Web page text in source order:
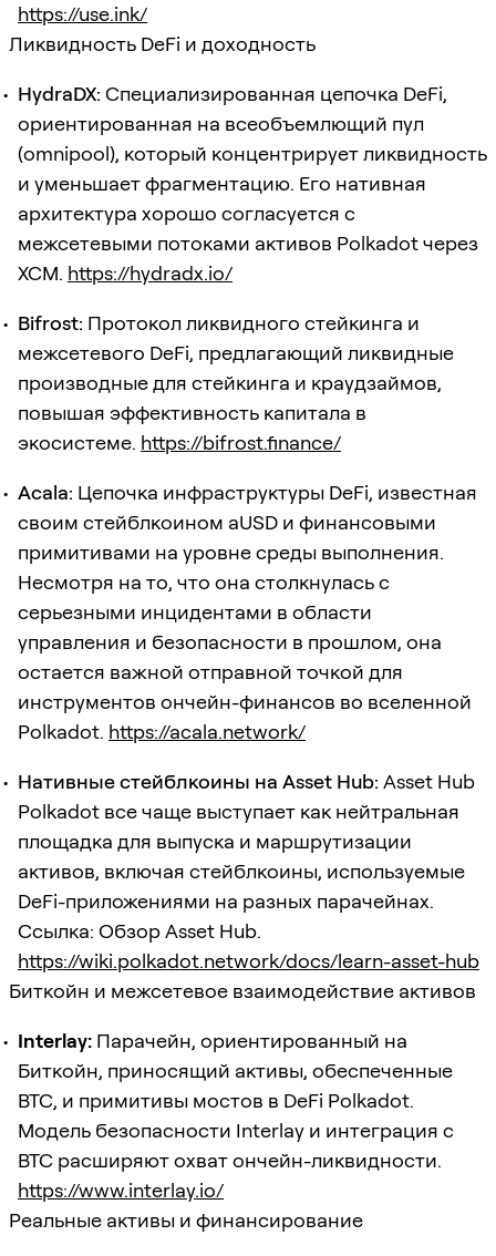
https://use.ink/
Ликвидность DeFi и доходность
HydraDX: Специализированная цепочка DeFi,
ориентированная на всеобъемлющий пул
(omnipool), который концентрирует ликвидность
и уменьшает фрагментацию. Его нативная
архитектура хорошо согласуется с
межсетевыми потоками активов Polkadot через
XCM. https://hydradx.io/
Bifrost: Протокол ликвидного стейкинга и
межсетевого DeFi, предлагающий ликвидные
производные для стейкинга и краудзаймов,
повышая эффективность капитала в
экосистеме. https://bifrost.finance/
Acala: Цепочка инфраструктуры DeFi, известная
своим стейблкоином aUSD и финансовыми
примитивами на уровне среды выполнения.
Несмотря на то, что она столкнулась с
серьезными инцидентами в области
управления и безопасности в прошлом, она
остается важной отправной точкой для
инструментов ончейн-финансов во вселенной
Polkadot. https://acala.network/
Нативные стейблкоины на Asset Hub: Asset Hub
Polkadot все чаще выступает как нейтральная
площадка для выпуска и маршрутизации
активов, включая стейблкоины, используемые
DeFi-приложениями на разных парачейнах.
Ссылка: Обзор Asset Hub.
https://wiki.polkadot.network/docs/learn-asset-hub
Биткойн и межсетевое взаимодействие активов
Interlay: Парачейн, ориентированный на
Биткойн, приносящий активы, обеспеченные
BTC, и примитивы мостов в DeFi Polkadot.
Модель безопасности Interlay и интеграция с
BTC расширяют охват ончейн-ликвидности.
https://www.interlay.io/
Реальные активы и финансирование